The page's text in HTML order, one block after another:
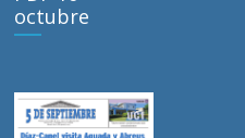
octubre